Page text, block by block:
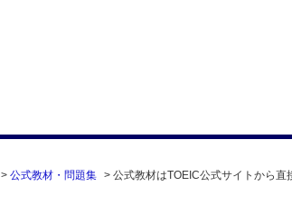
> 公式教材・問題集 > 公式教材はTOEIC公式サイトから直